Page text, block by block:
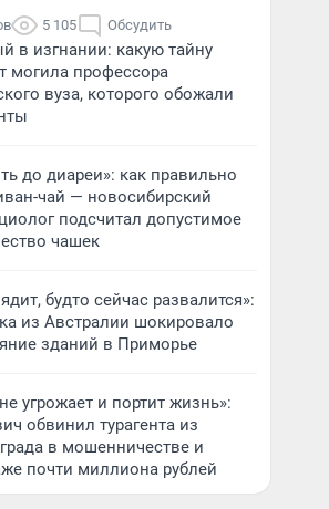
5 105 Обсудить
в изгнании: какую тайну
могила профессора
вуза, которого обожали
до диареи»: как правильно
чай — новосибирский
подсчитал допустимое
чашек
будто сейчас развалится»:
из Австралии шокировало
зданий в Приморье
угрожает и портит жизнь»:
обвинил турагента из
в мошенничестве и
почти миллиона рублей